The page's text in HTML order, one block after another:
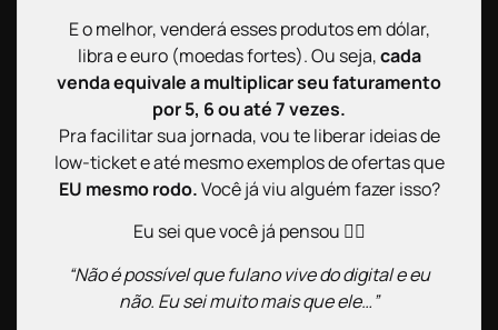
E o melhor, venderá esses produtos em dólar,
libra e euro (moedas fortes). Ou seja,cada
venda equivale a multiplicar seu faturamento
por 5, 6 ou até 7 vezes.
Pra facilitar sua jornada, vou te liberar ideias de
low-ticket e até mesmo exemplos de ofertas que
EU mesmo rodo.Você já viu alguém fazer isso?
Eu sei que você já pensou 👇🏼
“Não é possível que fulano vive do digital e eu
não. Eu sei muito mais que ele…”